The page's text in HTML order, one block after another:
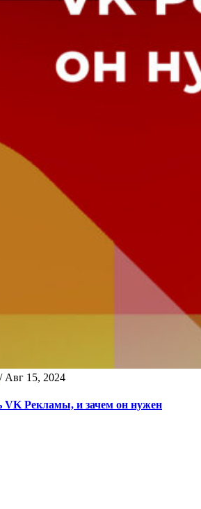
/ Авг 15, 2024
VK Рекламы, и зачем он нужен